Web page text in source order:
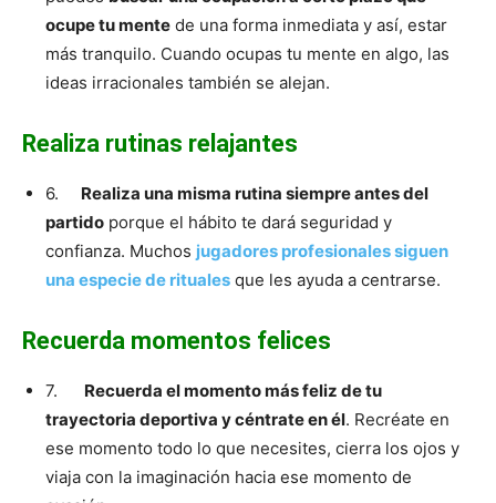
ocupe tu mente de una forma inmediata y así, estar
más tranquilo. Cuando ocupas tu mente en algo, las
ideas irracionales también se alejan.
Realiza rutinas relajantes
6. Realiza una misma rutina siempre antes del
partido porque el hábito te dará seguridad y
confianza. Muchos jugadores profesionales siguen
una especie de rituales que les ayuda a centrarse.
Recuerda momentos felices
7. Recuerda el momento más feliz de tu
trayectoria deportiva y céntrate en él. Recréate en
ese momento todo lo que necesites, cierra los ojos y
viaja con la imaginación hacia ese momento de